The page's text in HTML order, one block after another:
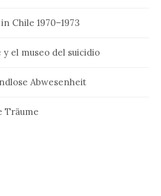
Chile 1970–1973
el museo del suicidio
Abwesenheit
Träume